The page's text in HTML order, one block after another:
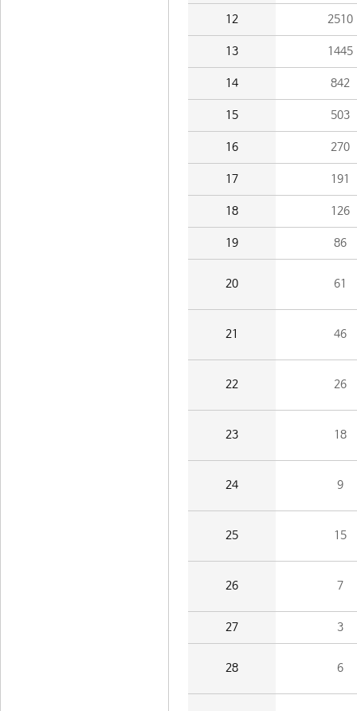
12 2510
13 1445
14 842
15 503
16 270
17 191
18 126
19 86
20 61
21 46
22 26
23 18
24 9
25 15
26 7
27 3
28 6